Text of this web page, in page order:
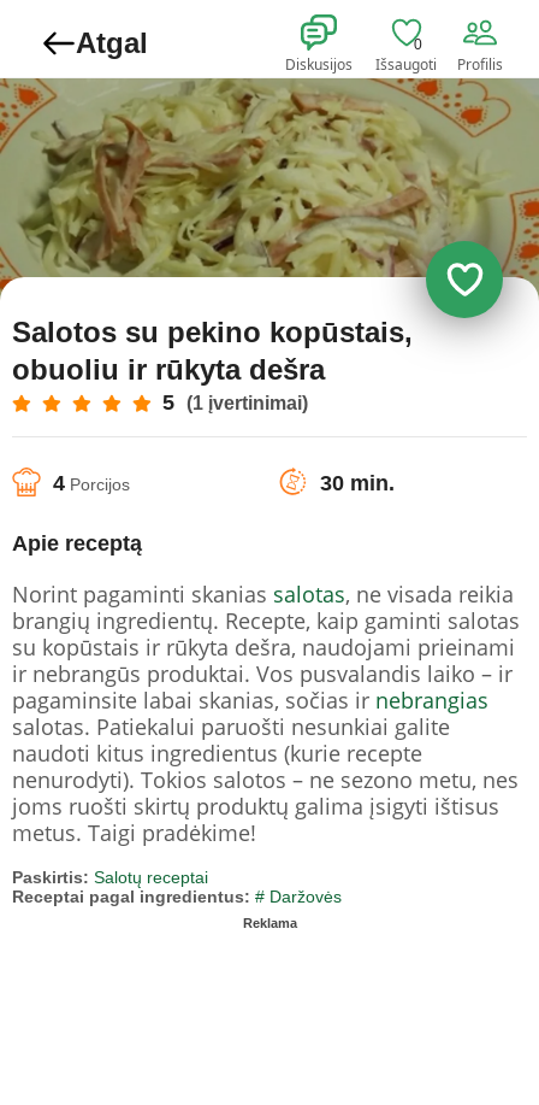
Atgal
Diskusijos
0
Išsaugoti Profilis
Salotos su pekino kopūstais,
obuoliu ir rūkyta dešra
5 (1 įvertinimai)
4 Porcijos 30 min.
Apie receptą
Norint pagaminti skanias salotas, ne visada reikia
brangių ingredientų. Recepte, kaip gaminti salotas
su kopūstais ir rūkyta dešra, naudojami prieinami
ir nebrangūs produktai. Vos pusvalandis laiko – ir
pagaminsite labai skanias, sočias ir nebrangias
salotas. Patiekalui paruošti nesunkiai galite
naudoti kitus ingredientus (kurie recepte
nenurodyti). Tokios salotos – ne sezono metu, nes
joms ruošti skirtų produktų galima įsigyti ištisus
metus. Taigi pradėkime!
Paskirtis: Salotų receptai
Receptai pagal ingredientus: # Daržovės
Reklama